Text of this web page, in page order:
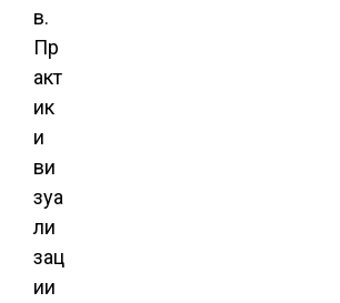
в.
Пр
акт
ик
и
ви
зуа
ли
зац
ии